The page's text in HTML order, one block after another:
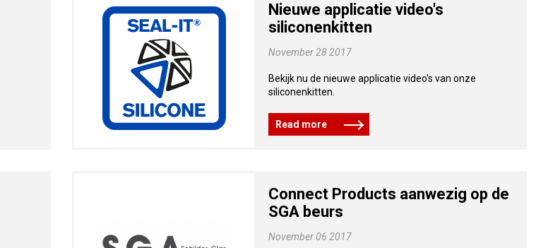
Nieuwe applicatie video's
siliconenkitten
November 28 2017
Bekijk nu de nieuwe applicatie video's van onze
siliconenkitten.
Read more
Connect Products aanwezig op de
SGA beurs
November 06 2017